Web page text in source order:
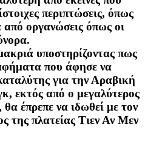
περιπτώσεις, όπως
από οργανώσεις όπως οι
υποστηρίζοντας πως
που άφησε να
για την Αραβική
εκτός από ο μεγαλύτερος
έπρεπε να ιδωθεί με τον
της πλατείας Τιεν Αν Μεν